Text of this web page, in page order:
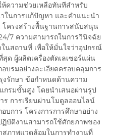
ความช่วยเหลือทันทีสำหรับ
ในการแก้ปัญหา และคำแนะนำ
โครงสร้างพื้นฐานการสนับสนุน
7 ความสามารถในการวินิจฉัย
นสถานที่ เพื่อให้มั่นใจว่าอุปกรณ์
ด ผู้ผลิตเครื่องตัดเลเซอร์แผ่น
รมอย่างละเอียดครอบคลุมการ
รักษา ข้อกำหนดด้านความ
กรมขั้นสูง โดยนำเสนอผ่านรูป
ร การเรียนผ่านโมดูลออนไลน์
บการ โครงการการศึกษาอย่าง
บัติงานสามารถใช้ศักยภาพของ
สภาพแวดล้อมในการทำงานที่